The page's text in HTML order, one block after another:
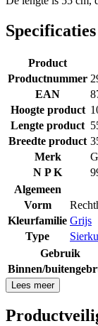
Specificaties
Product
Productnummer
EAN
Hoogte product
Lengte product
Breedte product
Merk
N P K
Algemeen
Vorm
Kleurfamilie Grijs
Type
Gebruik
Binnen/
Lees meer